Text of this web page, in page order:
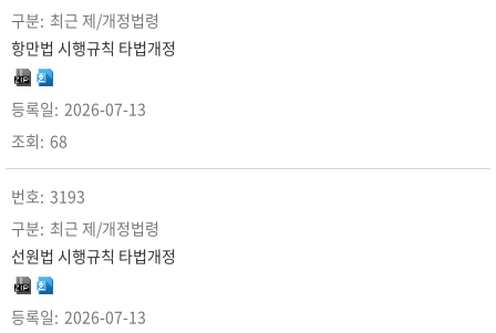
최근 제/개정법령
항만법 시행규칙 타법개정
2026-07-13
68
3193
최근 제/개정법령
선원법 시행규칙 타법개정
2026-07-13